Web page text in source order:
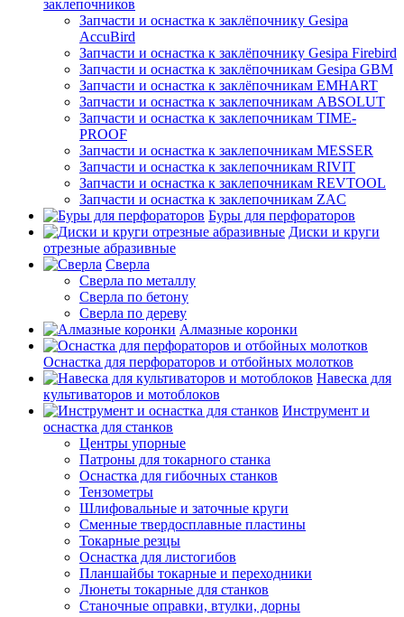
заклепочников
Запчасти и оснастка к заклёпочнику Gesipa
AccuBird
Запчасти и оснастка к заклёпочнику Gesipa Firebird
Запчасти и оснастка к заклёпочникам Gesipa GBM
Запчасти и оснастка к заклёпочникам EMHART
Запчасти и оснастка к заклепочникам ABSOLUT
Запчасти и оснастка к заклепочникам TIME-
PROOF
Запчасти и оснастка к заклепочникам MESSER
Запчасти и оснастка к заклепочникам RIVIT
Запчасти и оснастка к заклепочникам REVTOOL
Запчасти и оснастка к заклепочникам ZAC
Буры для перфораторов
Диски и круги
отрезные абразивные
Сверла
Сверла по металлу
Сверла по бетону
Сверла по дереву
Алмазные коронки
Оснастка для перфораторов и отбойных молотков
Навеска для
культиваторов и мотоблоков
Инструмент и
оснастка для станков
Центры упорные
Патроны для токарного станка
Оснастка для гибочных станков
Тензометры
Шлифовальные и заточные круги
Сменные твердосплавные пластины
Токарные резцы
Оснастка для листогибов
Планшайбы токарные и переходники
Люнеты токарные для станков
Станочные оправки, втулки, дорны